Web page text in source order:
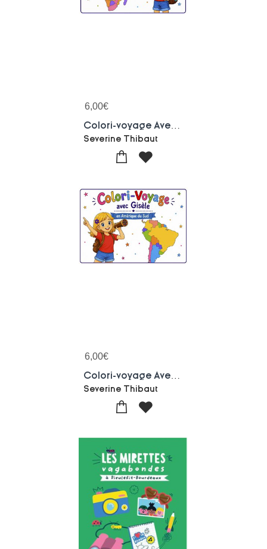
6,00€
Severine Thibaut
6,00€
Severine Thibaut